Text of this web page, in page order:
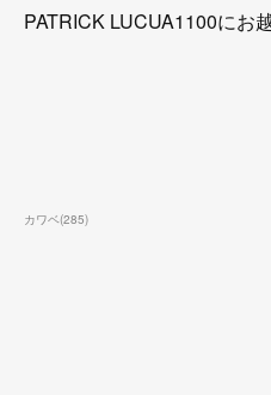
PATRICK LUCUA1100にお
カワベ(285)